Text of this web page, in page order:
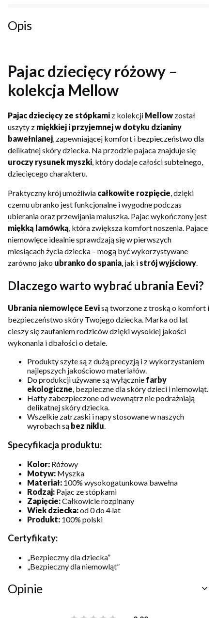
Opis
Pajac dziecięcy różowy –
kolekcja Mellow
Pajac dziecięcy ze stópkami z kolekcji Mellow został
uszyty z miękkiej i przyjemnej w dotyku dzianiny
bawełnianej, zapewniającej komfort i bezpieczeństwo dla
delikatnej skóry dziecka. Na przodzie pajaca znajduje się
uroczy rysunek myszki, który dodaje całości subtelnego,
dziecięcego charakteru.
Praktyczny krój umożliwia całkowite rozpięcie, dzięki
czemu ubranko jest funkcjonalne i wygodne podczas
ubierania oraz przewijania maluszka. Pajac wykończony jest
miękką lamówką, która zwiększa komfort noszenia. Pajace
niemowlęce idealnie sprawdzają się w pierwszych
miesiącach życia dziecka – mogą być wykorzystywane
zarówno jako ubranko do spania, jak istrój wyjściowy.
Dlaczego warto wybrać ubrania Eevi?
Ubrania niemowlęce Eevisą tworzone z troską o komfort i
bezpieczeństwo skóry Twojego dziecka. Marka od lat
cieszy się zaufaniem rodziców dzięki wysokiej jakości
wykonania i dbałości o detale.
Produkty szyte są z dużą precyzją i z wykorzystaniem
najlepszych jakościowo materiałów.
Do produkcji używane są wyłącznie farby
ekologiczne, bezpieczne dla skóry dzieci i niemowląt.
Hafty zabezpieczone od wewnątrz nie podrażniają
delikatnej skóry dziecka.
Wszelkie zatrzaski i napy stosowane w naszych
wyrobach są bez niklu.
Specyfikacja produktu:
Kolor: Różowy
Motyw: Myszka
Materiał: 100% wysokogatunkowa bawełna
Rodzaj: Pajac ze stópkami
Zapięcie:Całkowicie rozpinany
Wiek dziecka:od 0 do 4 lat
Produkt: 100% polski
Certyfikaty:
„Bezpieczny dla dziecka”
„Bezpieczny dla niemowląt”
Opinie